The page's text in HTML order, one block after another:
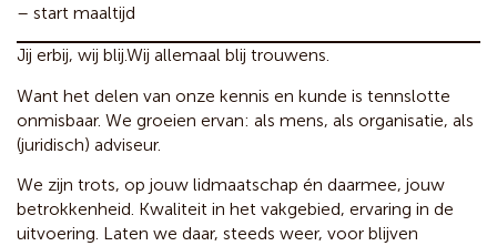
– start maaltijd
Jij erbij, wij blij.Wij allemaal blij trouwens.
Want het delen van onze kennis en kunde is tennslotte
onmisbaar. We groeien ervan: als mens, als organisatie, als
(juridisch) adviseur.
We zijn trots, op jouw lidmaatschap én daarmee, jouw
betrokkenheid. Kwaliteit in het vakgebied, ervaring in de
uitvoering. Laten we daar, steeds weer, voor blijven